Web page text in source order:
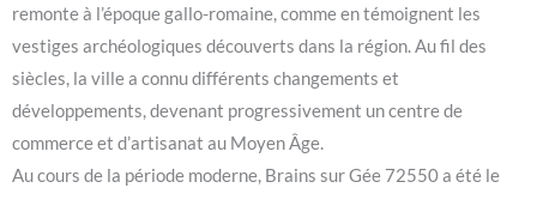
remonte à l’époque gallo-romaine, comme en témoignent les
vestiges archéologiques découverts dans la région. Au fil des
siècles, la ville a connu différents changements et
développements, devenant progressivement un centre de
commerce et d’artisanat au Moyen Âge.
Au cours de la période moderne, Brains sur Gée 72550 a été le